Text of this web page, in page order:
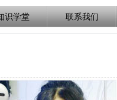
识学堂 联系我们